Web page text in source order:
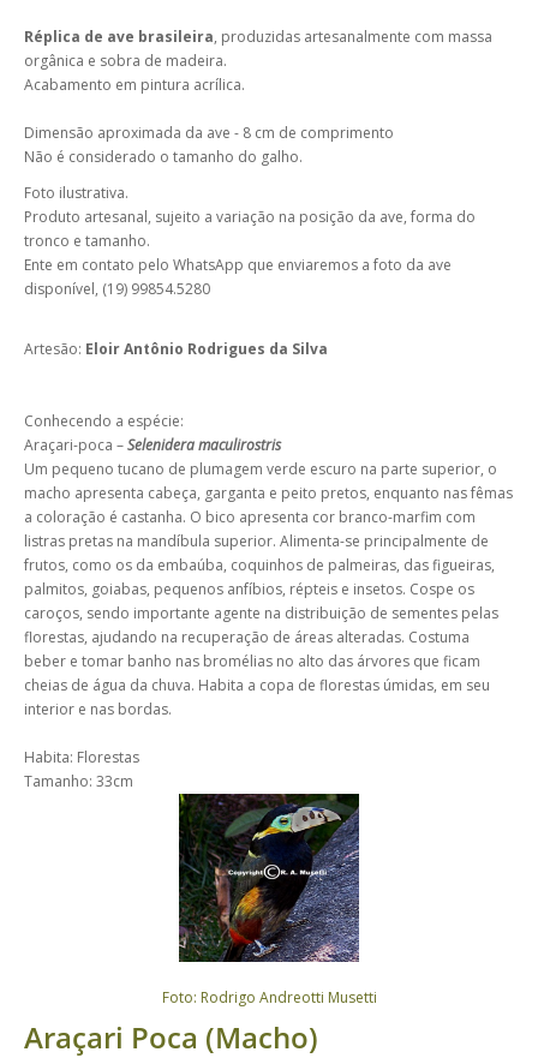
Réplica de ave brasileira, produzidas artesanalmente com massa
orgânica e sobra de madeira.
Acabamento em pintura acrílica.
Dimensão aproximada da ave - 8 cm de comprimento
Não é considerado o tamanho do galho.
Foto ilustrativa.
Produto artesanal, sujeito a variação na posição da ave, forma do
tronco e tamanho.
Ente em contato pelo WhatsApp que enviaremos a foto da ave
disponível, (19) 99854.5280
Artesão: Eloir Antônio Rodrigues da Silva
Conhecendo a espécie:
Araçari-poca –Selenidera maculirostris
Um pequeno tucano de plumagem verde escuro na parte superior, o
macho apresenta cabeça, garganta e peito pretos, enquanto nas fêmas
a coloração é castanha. O bico apresenta cor branco-marfim com
listras pretas na mandíbula superior. Alimenta-se principalmente de
frutos, como os da embaúba, coquinhos de palmeiras, das figueiras,
palmitos, goiabas, pequenos anfíbios, répteis e insetos. Cospe os
caroços, sendo importante agente na distribuição de sementes pelas
florestas, ajudando na recuperação de áreas alteradas. Costuma
beber e tomar banho nas bromélias no alto das árvores que ficam
cheias de água da chuva. Habita a copa de florestas úmidas, em seu
interior e nas bordas.
Habita: Florestas
Tamanho: 33cm
Foto: Rodrigo Andreotti Musetti
Araçari Poca (Macho)